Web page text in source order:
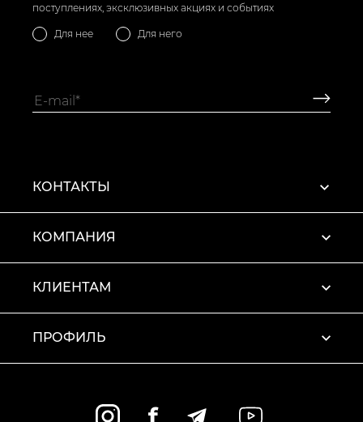
поступлениях, эксклюзивных акциях и событиях
Для нее Для него
КОНТАКТЫ
КОМПАНИЯ
КЛИЕНТАМ
ПРОФИЛЬ